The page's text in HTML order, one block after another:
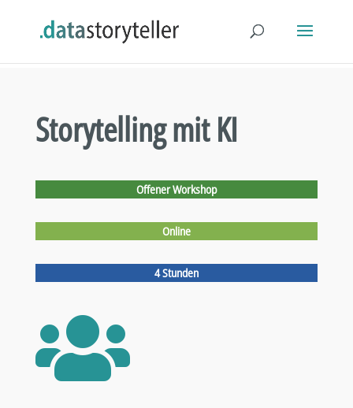
Storytelling mit KI
Offener Workshop
Online
4 Stunden
